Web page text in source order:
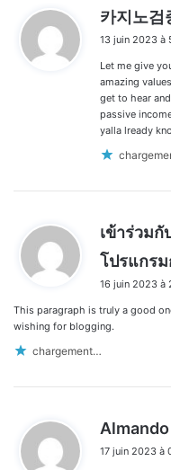
카지노검
13 juin 2023 à
Let me give
amazing
get to hear
passive
yalla lready
เข้าร่วมกั
โปรแกรม
16 juin 2023 à
This paragraph is truly a good
wishing for blogging.
chargement…
Almando
17 juin 2023 à